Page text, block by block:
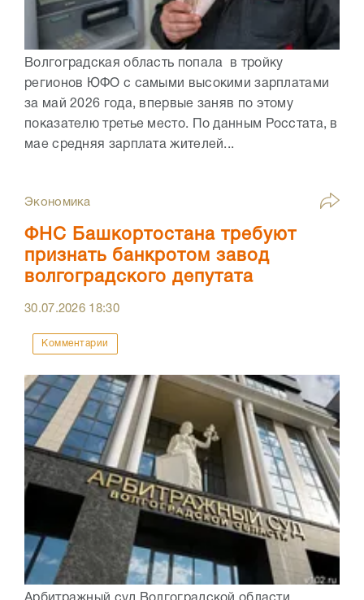
Волгоградская область попала в тройку
регионов ЮФО с самыми высокими зарплатами
за май 2026 года, впервые заняв по этому
показателю третье место. По данным Росстата, в
мае средняя зарплата жителей...
Экономика
ФНС Башкортостана требуют
признать банкротом завод
волгоградского депутата
30.07.2026 18:30
Комментарии